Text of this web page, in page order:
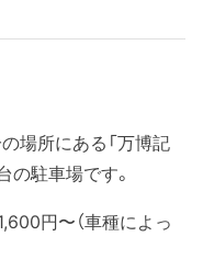
場所にある「万博記
の駐車場です。
円〜（車種によっ